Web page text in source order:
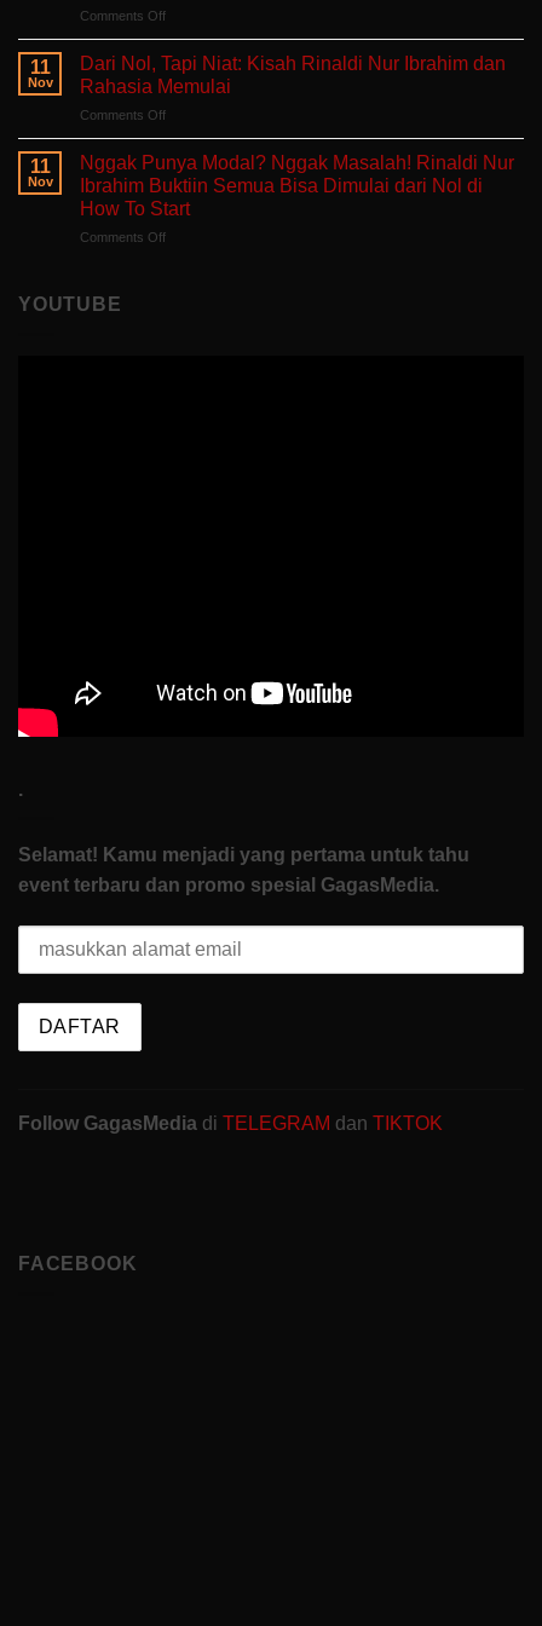
Sedang
Berjuang
Bercerita:
Buku
Self-
Healing
ke
Diri
Sendiri
Comments Offon
Tanpa
Takut
Salah:
Apa
yang
Ditemukan
Fitria
Saat
Mengajar
di
11
Nov
Dari Nol, Tapi Niat: Kisah Rinaldi Nur Ibrahim dan
Rahasia Memulai
Comments Offon
Tapi
Niat:
Kisah
Rinaldi
11
Nov
Nggak Punya Modal? Nggak Masalah! Rinaldi Nur
Ibrahim Buktiin Semua Bisa Dimulai dari Nol di
How To Start
Comments Offon
YOUTUBE
.
Selamat! Kamu menjadi yang pertama untuk tahu
event terbaru dan promo spesial GagasMedia.
Follow GagasMedia di TELEGRAM dan TIKTOK
FACEBOOK